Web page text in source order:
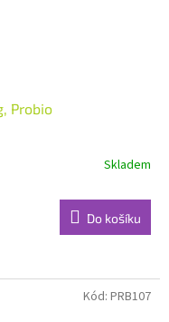
Probio
Skladem
Do košíku
Kód: PRB107